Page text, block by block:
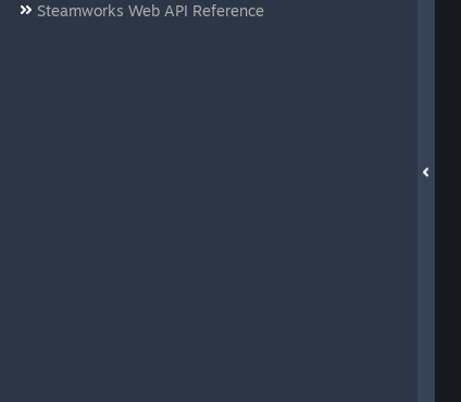
Steamworks Web API Reference